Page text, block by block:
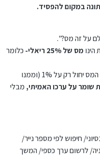
במקום להפסיד.
על זה מס?".
מס של 25% ריאלי-
כלומר
אם הרווחתם 4% והאינפלציה הייתה 3%, המס יחול רק על 1% (וממנו
שומר על ערכו האמיתי, מבלי
חיפוש לפי מספר נייר/
לרשום ערך כספי/ המשך